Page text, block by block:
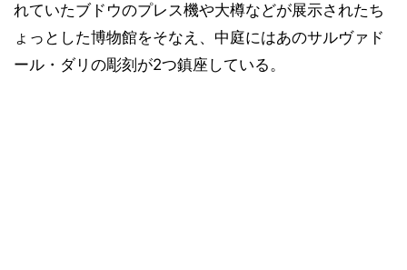
れていたブドウのプレス機や大樽などが展示されたち
ょっとした博物館をそなえ、中庭にはあのサルヴァド
ール・ダリの彫刻が2つ鎮座している。